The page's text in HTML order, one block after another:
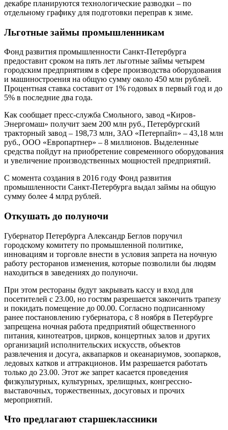
декабре планируются технологические разводки – по
отдельному графику для подготовки переправ к зиме.
Льготные займы промышленникам
Фонд развития промышленности Санкт-Петербурга
предоставит сроком на пять лет льготные займы четырем
городским предприятиям в сфере производства оборудования
и машиностроения на общую сумму около 450 млн рублей.
Процентная ставка составит от 1% годовых в первый год и до
5% в последние два года.
Как сообщает пресс-служба Смольного, завод «Киров-
Энергомаш» получит заем 200 млн руб., Петербургский
тракторный завод – 198,73 млн, ЗАО «Петерпайп» – 43,18 млн
руб., ООО «Европартнер» – 8 миллионов. Выделенные
средства пойдут на приобретение современного оборудования
и увеличение производственных мощностей предприятий.
С момента создания в 2016 году Фонд развития
промышленности Санкт-Петербурга выдал займы на общую
сумму более 4 млрд рублей.
Откушать до полуночи
Губернатор Петербурга Александр Беглов поручил
городскому комитету по промышленной политике,
инновациям и торговле внести в условия запрета на ночную
работу ресторанов изменения, которые позволили бы людям
находиться в заведениях до полуночи.
При этом рестораны будут закрывать кассу и вход для
посетителей с 23.00, но гостям разрешается закончить трапезу
и покидать помещение до 00.00. Согласно подписанному
ранее постановлению губернатора, с 8 ноября в Петербурге
запрещена ночная работа предприятий общественного
питания, кинотеатров, цирков, концертных залов и других
организаций исполнительских искусств, объектов
развлечения и досуга, аквапарков и океанариумов, зоопарков,
ледовых катков и аттракционов. Им разрешается работать
только до 23.00. Этот же запрет касается проведения
физкультурных, культурных, зрелищных, конгрессно-
выставочных, торжественных, досуговых и прочих
мероприятий.
Что предлагают старшеклассники